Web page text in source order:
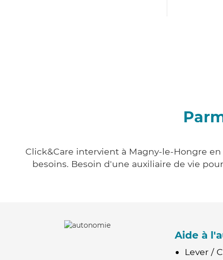
Click&Care intervient à Magny-le-Hongre
besoins. Besoin d'une auxiliaire de vie
Aide à
Lever /